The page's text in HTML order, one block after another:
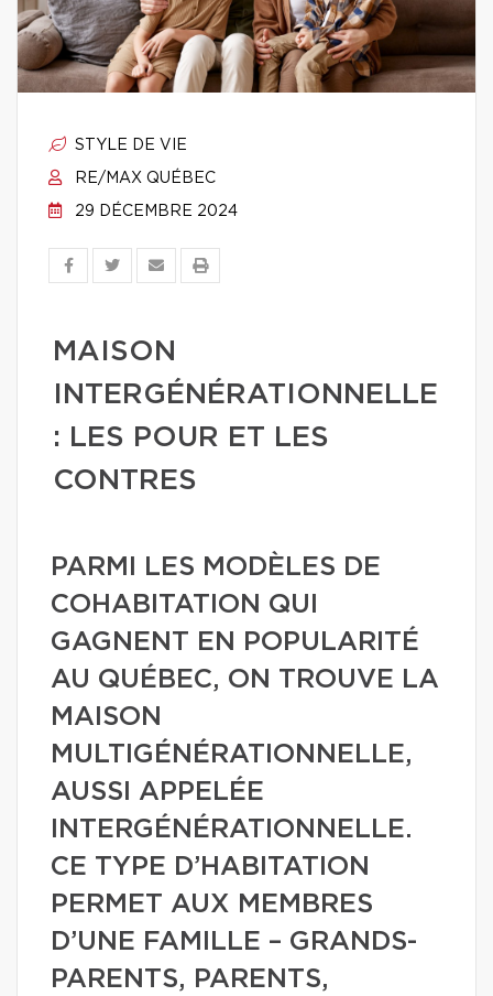
STYLE DE VIE
RE/MAX QUÉBEC
29 DÉCEMBRE 2024
MAISON
INTERGÉNÉRATIONNELLE
: LES POUR ET LES
CONTRES
PARMI LES MODÈLES DE
COHABITATION QUI
GAGNENT EN POPULARITÉ
AU QUÉBEC, ON TROUVE LA
MAISON
MULTIGÉNÉRATIONNELLE,
AUSSI APPELÉE
INTERGÉNÉRATIONNELLE.
CE TYPE D’HABITATION
PERMET AUX MEMBRES
D’UNE FAMILLE – GRANDS-
PARENTS, PARENTS,